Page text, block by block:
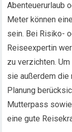
Abenteuerurlaub
Meter können
sein. Bei Risiko-
Reiseexpertin
zu verzichten.
sie außerdem die
Planung
Mutterpass
eine gute